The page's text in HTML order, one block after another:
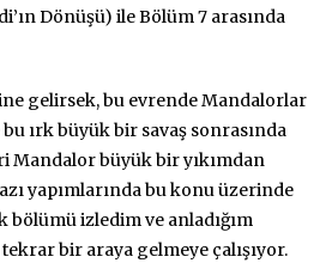
Dönüşü) ile Bölüm 7 arasında
gelirsek, bu evrende Mandalorlar
ırk büyük bir savaş sonrasında
Mandalor büyük bir yıkımdan
yapımlarında bu konu üzerinde
izledim ve anladığım
bir araya gelmeye çalışıyor.